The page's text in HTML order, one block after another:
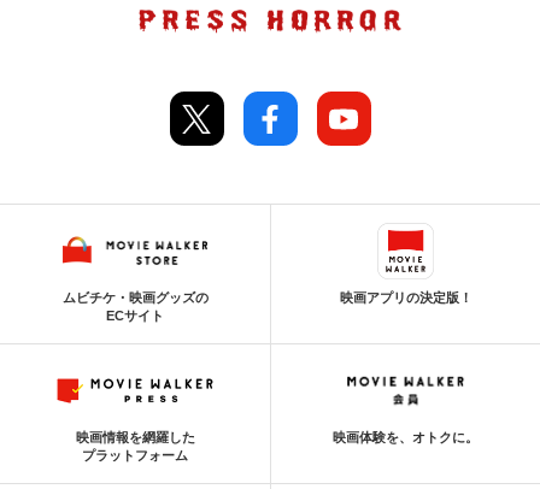
ムビチケ・映画グッズの
ECサイト
映画アプリの決定版！
映画情報を網羅した
プラットフォーム
映画体験を、オトクに。